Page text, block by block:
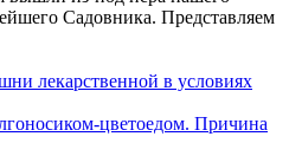
Садовника. Представляем
лекарственной в условиях
цветоедом. Причина